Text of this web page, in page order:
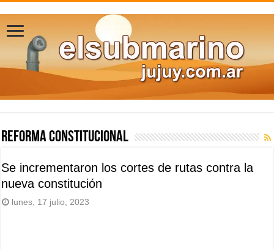
Reforma Constitucional
Se incrementaron los cortes de rutas contra la
nueva constitución
lunes, 17 julio, 2023